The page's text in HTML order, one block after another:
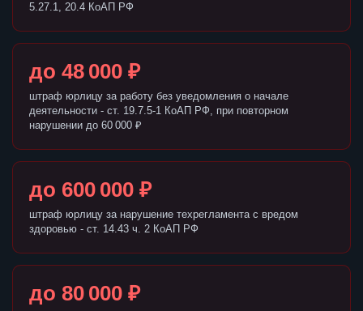
5.27.1, 20.4 КоАП РФ
до 48 000 ₽
штраф юрлицу за работу без уведомления о начале
деятельности - ст. 19.7.5-1 КоАП РФ, при повторном
нарушении до 60 000 ₽
до 600 000 ₽
штраф юрлицу за нарушение техрегламента с вредом
здоровью - ст. 14.43 ч. 2 КоАП РФ
до 80 000 ₽